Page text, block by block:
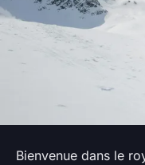
Bienvenue dans le